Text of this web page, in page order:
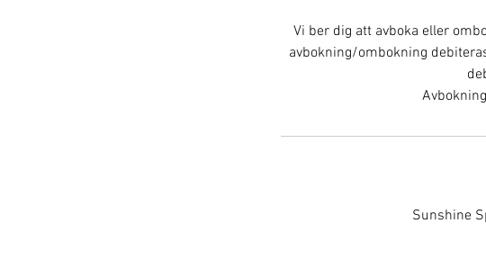
Vi ber dig att avboka eller
avbokning/ombokning
Sunshine